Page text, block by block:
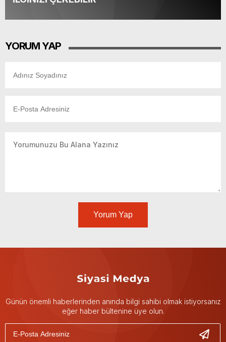
YORUM YAP
Yorum Yap
Günün önemli haberlerinden anında bilgi sahibi olmak istiyorsanız
eğer haber bültenine üye olun.